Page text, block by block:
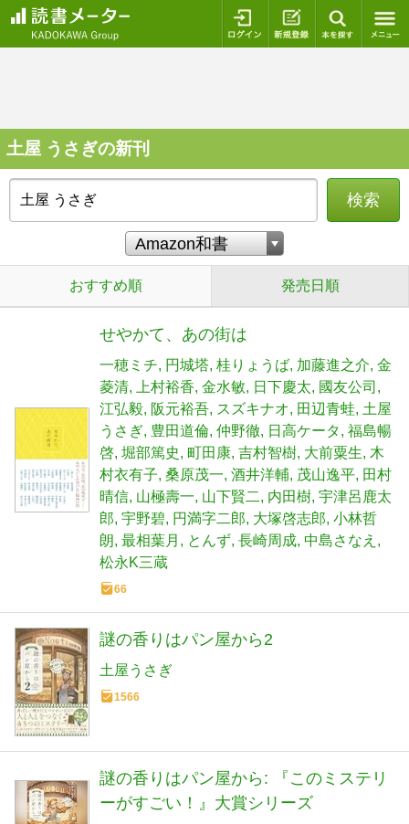
ログイン 新規登録
土屋 うさぎの新刊
検索
おすすめ順 発売日順
せやかて、あの街は
一穂ミチ 円城塔 桂りょうば 加藤進之介 金
菱清
上村裕香 金水敏 日下慶太
國友公司
江弘毅 阪元裕吾 スズキナオ 田辺青蛙 土屋
うさぎ 豊田道倫 仲野徹 日高ケータ 福島暢
啓 堀部篤史 町田康 吉村智樹 大前粟生 木
村衣有子 桑原茂一 酒井洋輔 茂山逸平 田村
晴信 山極壽一 山下賢二 内田樹 宇津呂鹿太
郎 宇野碧 円満字二郎 大塚啓志郎 小林哲
朗 最相葉月 とんず 長崎周成 中島さなえ
松永K三蔵
66
謎の香りはパン屋から2
土屋うさぎ
1566
謎の香りはパン屋から: 『このミステリ
ーがすごい！』大賞シリーズ